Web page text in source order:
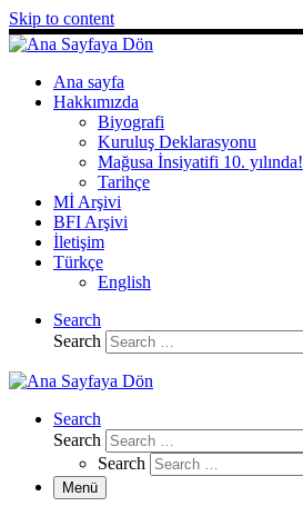
Skip to content
Ana sayfa
Hakkımızda
Biyografi
Kuruluş Deklarasyonu
Mağusa İnsiyatifi 10. yılında!
Tarihçe
Mİ Arşivi
BFI Arşivi
İletişim
Türkçe
English
Search
Search
Search
Search
Search
Menü